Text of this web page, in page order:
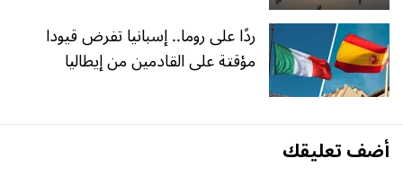
ردًا على روما.. إسبانيا تفرض قيودا
مؤقتة على القادمين من إيطاليا
أضف تعليقك